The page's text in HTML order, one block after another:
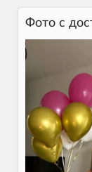
Фото c